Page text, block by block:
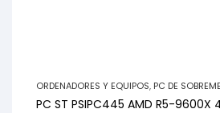
ORDENADORES Y EQUIPOS, PC DE
PC ST PSIPC445 AMD R5-9600X